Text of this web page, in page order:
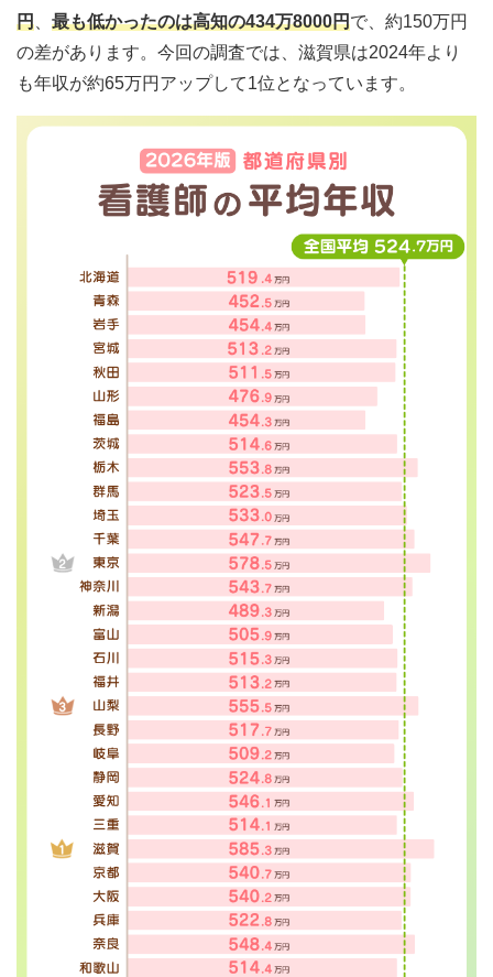
円 最も低かったのは高知の434万8000円で、約150万円
の差があります。今回の調査では、滋賀県は2024年より
も年収が約65万円アップして1位となっています。